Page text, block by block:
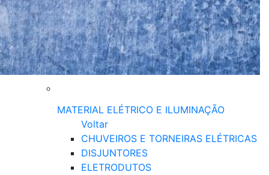
MATERIAL ELÉTRICO E ILUMINAÇÃO
Voltar
CHUVEIROS E TORNEIRAS ELÉTRICAS
DISJUNTORES
ELETRODUTOS